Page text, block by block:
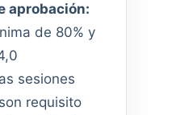
aprobación:
de 80% y
sesiones
requisito